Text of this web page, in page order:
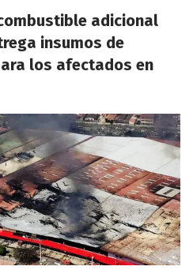
adicional
insumos de
los afectados en